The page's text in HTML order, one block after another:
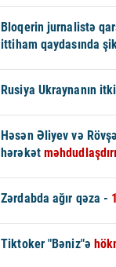
Bloqerin jurnalistə
ittiham qaydasında
Rusiya Ukraynanın
Həsən Əliyev və
hərəkət
Zərdabda ağır qəza -
Tiktoker "Bəniz"ə